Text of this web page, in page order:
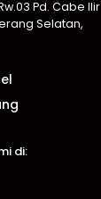
Pd. Cabe Ilir
Selatan,
di: